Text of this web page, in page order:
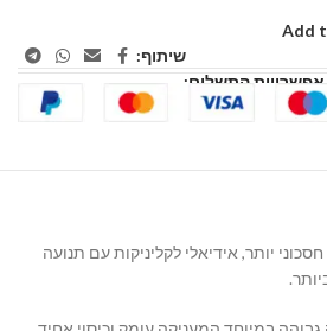
Add
שיתוף:
אפשרויות התשלום:
יותר, אידיאלי לקליניקות עם תנועה